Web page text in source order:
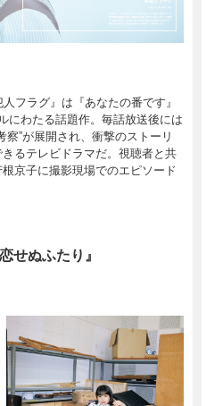
フラグ』は『あなたの番です』
にわたる話題作。毎話放送後には
”が展開され、衝撃のストーリ
るテレビドラマだ。視聴者と共
京子に撮影現場でのエピソード
せぬふたり』